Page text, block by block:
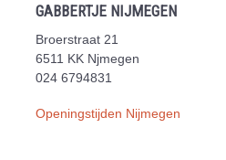
GABBERTJE NIJMEGEN
Broerstraat 21
6511 KK Njmegen
024 6794831
Openingstijden Nijmegen